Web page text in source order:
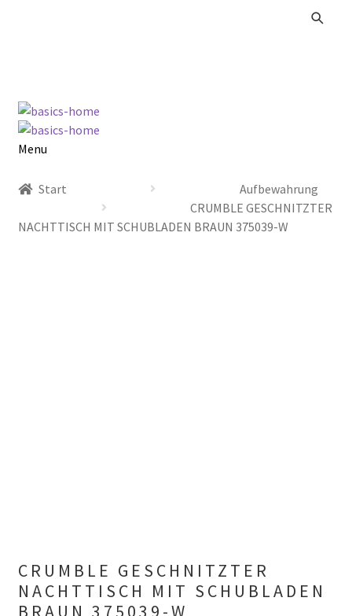
Zur
Navigation
springen
Zum
Inhalt
springen
Menu
Kataloge Landhaus
Start
Aufbewahrung
CRUMBLE GESCHNITZTER
NACHTTISCH MIT SCHUBLADEN BRAUN 375039-W
CRUMBLE GESCHNITZTER
NACHTTISCH MIT SCHUBLADEN
BRAUN 375039-W